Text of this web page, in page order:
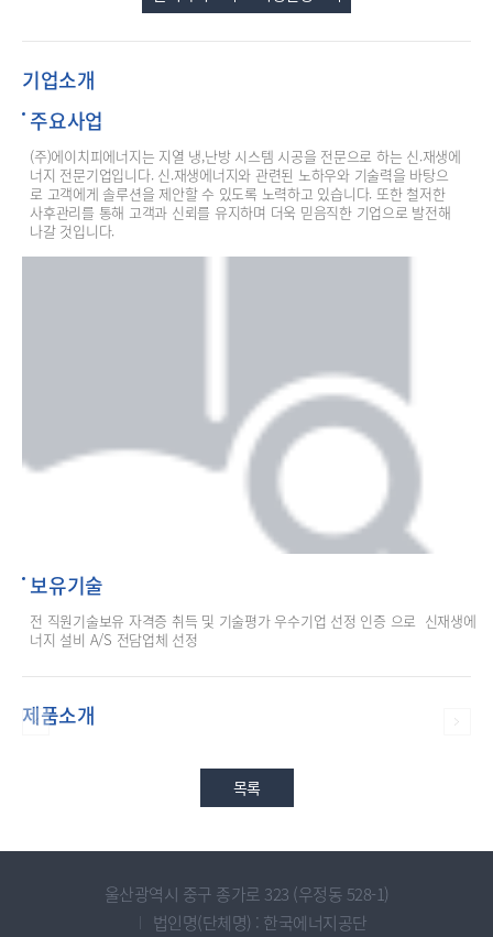
기업소개
주요사업
(주)에이치피에너지는 지열 냉,난방 시스템 시공을 전문으로 하는 신.재생에
너지 전문기업입니다. 신.재생에너지와 관련된 노하우와 기술력을 바탕으
로 고객에게 솔루션을 제안할 수 있도록 노력하고 있습니다. 또한 철저한
사후관리를 통해 고객과 신뢰를 유지하며 더욱 믿음직한 기업으로 발전해
보유기술
전 직원기술보유 자격증 취득 및 기술평가 우수기업 선정 인증 으로  신재생에
제품소개
목록
울산광역시 중구 종가로 323 (우정동 528-1)
법인명(단체명) : 한국에너지공단